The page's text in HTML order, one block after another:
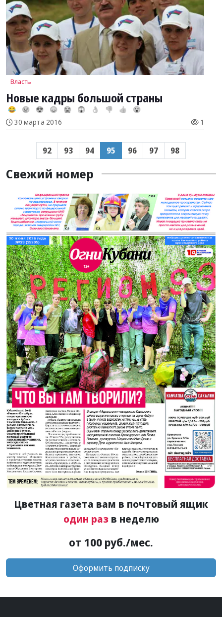
Власть
Новые кадры большой страны
😂 😢 😍 😞 😭 😱 👌 👎 👍 😮
30 марта 2016 1
92 93 94 95 96 97 98
Свежий номер
Цветная газета вам в почтовый ящик
один разв неделю
от 100 руб./мес.
Оформить подписку